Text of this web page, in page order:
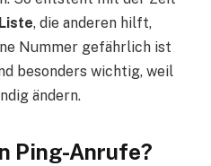
, die anderen hilft,
Nummer gefährlich ist
besonders wichtig, weil
ändern.
Ping-Anrufe?